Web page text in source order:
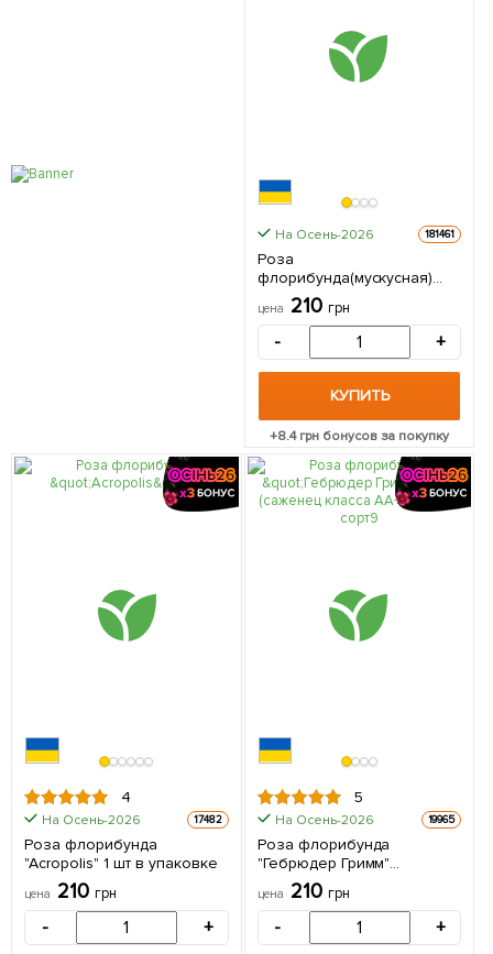
На Осень-2026 181461
Роза
флорибунда(мускусная)
"Liola" (саженец класса
АА+) высший сорт 1
саженец в упаковке
цена 210 грн
- +
КУПИТЬ
+8.4грн бонусов за покупку
4
На Осень-2026 17482
Роза флорибунда
"Acropolis" 1 шт в упаковке
цена 210 грн
- +
5
На Осень-2026 19965
Роза флорибунда
"Гебрюдер Гримм"
(саженец класса АА+)
высший сорт 1 шт в
цена 210 грн
- +